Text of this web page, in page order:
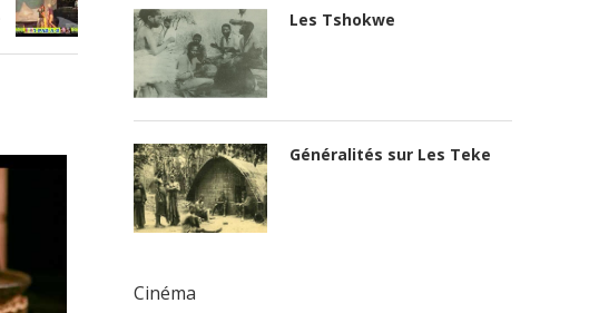
Les Tshokwe
Généralités sur Les Teke
Cinéma